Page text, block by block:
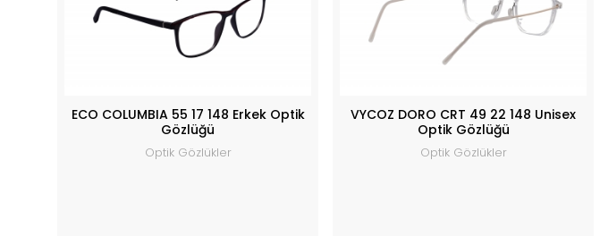
ECO COLUMBIA 55 17 148 Erkek Optik
Gözlüğü
Optik Gözlükler
VYCOZ DORO CRT 49 22 148 Unisex
Optik Gözlüğü
Optik Gözlükler